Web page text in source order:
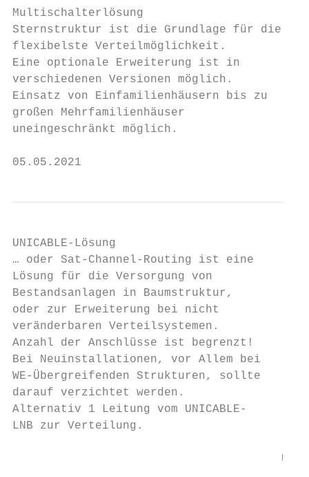
Multischalterlösung
Sternstruktur ist die Grundlage für die
flexibelste Verteilmöglichkeit.           4
Eine optionale Erweiterung ist in
verschiedenen Versionen möglich.
Einsatz von Einfamilienhäusern bis zu
großen Mehrfamilienhäuser
uneingeschränkt möglich.
05.05.2021
UNICABLE-Lösung
… oder Sat-Channel-Routing ist eine
Lösung für die Versorgung von
Bestandsanlagen in Baumstruktur,
oder zur Erweiterung bei nicht
veränderbaren Verteilsystemen.
Anzahl der Anschlüsse ist begrenzt!
Bei Neuinstallationen, vor Allem bei
WE-Übergreifenden Strukturen, sollte
darauf verzichtet werden.
Alternativ 1 Leitung vom UNICABLE-
LNB zur Verteilung.